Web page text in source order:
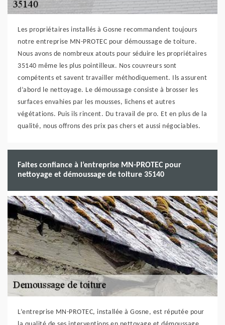
Les propriétaires installés à Gosne recommandent toujours
notre entreprise MN-PROTEC pour démoussage de toiture.
Nous avons de nombreux atouts pour séduire les propriétaires
35140 même les plus pointilleux. Nos couvreurs sont
compétents et savent travailler méthodiquement. Ils assurent
d’abord le nettoyage. Le démoussage consiste à brosser les
surfaces envahies par les mousses, lichens et autres
végétations. Puis ils rincent. Du travail de pro. Et en plus de la
qualité, nous offrons des prix pas chers et aussi négociables.
Faites confiance à l’entreprise MN-PROTEC pour
nettoyage et démoussage de toiture 35140
L’entreprise MN-PROTEC, installée à Gosne, est réputée pour